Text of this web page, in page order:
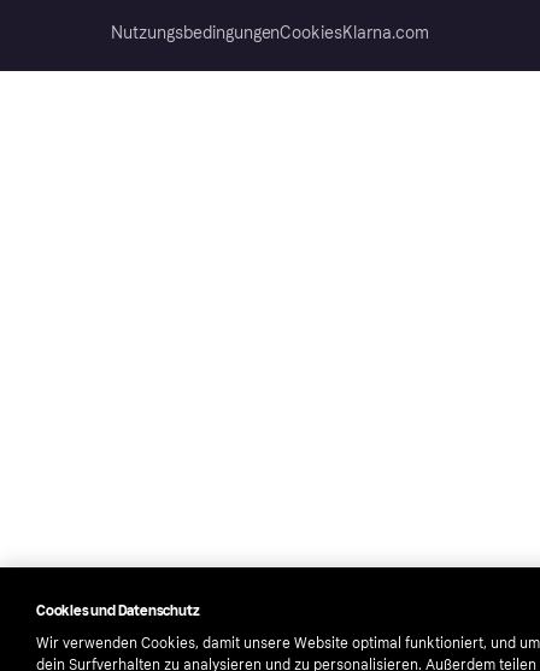
NutzungsbedingungenCookiesKlarna.com
Cookies und Datenschutz
Wir verwenden Cookies, damit unsere Website optimal funktioniert, und um
dein Surfverhalten zu analysieren und zu personalisieren. Außerdem teilen